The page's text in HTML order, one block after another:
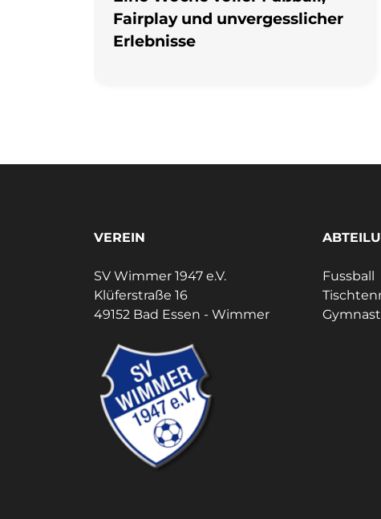
Fairplay und unvergesslicher
Erlebnisse
VEREIN
SV Wimmer 1947 e.V.
Klüferstraße 16
49152 Bad Essen - Wimmer
Fussball